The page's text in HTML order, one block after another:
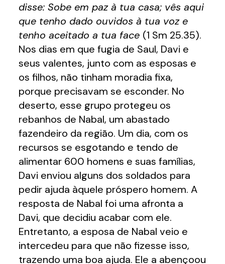
disse: Sobe em paz à tua casa; vês aqui
que tenho dado ouvidos à tua voz e
tenho aceitado a tua face (1 Sm 25.35).
Nos dias em que fugia de Saul, Davi e
seus valentes, junto com as esposas e
os filhos, não tinham moradia fixa,
porque precisavam se esconder. No
deserto, esse grupo protegeu os
rebanhos de Nabal, um abastado
fazendeiro da região. Um dia, com os
recursos se esgotando e tendo de
alimentar 600 homens e suas famílias,
Davi enviou alguns dos soldados para
pedir ajuda àquele próspero homem. A
resposta de Nabal foi uma afronta a
Davi, que decidiu acabar com ele.
Entretanto, a esposa de Nabal veio e
intercedeu para que não fizesse isso,
trazendo uma boa ajuda. Ele a abençoou